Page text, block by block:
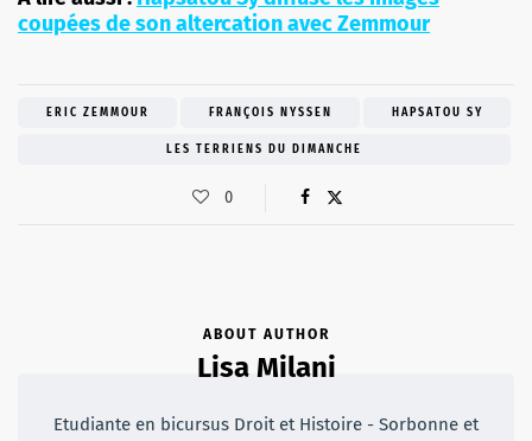
coupées de son altercation avec Zemmour
ERIC ZEMMOUR FRANÇOIS NYSSEN HAPSATOU SY
LES TERRIENS DU DIMANCHE
0
ABOUT AUTHOR
Lisa Milani
Etudiante en bicursus Droit et Histoire - Sorbonne et